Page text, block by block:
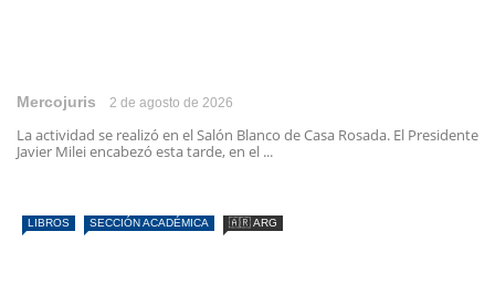
Mercojuris 2 de agosto de 2026
La actividad se realizó en el Salón Blanco de Casa Rosada. El Presidente
Javier Milei encabezó esta tarde, en el ...
LIBROS SECCIÓN ACADÉMICA 🇦🇷 ARG